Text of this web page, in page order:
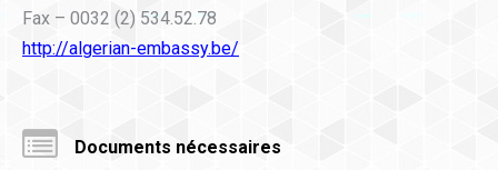
Fax – 0032 (2) 534.52.78
http://algerian-embassy.be/
Documents nécessaires